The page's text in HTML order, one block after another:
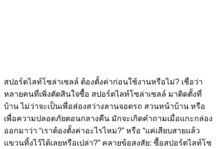
สปอร์ตไลท์โซล่าเซลล์ ต้องตั้งค่าก่อนใช้งานหรือไม่? เชื่อว่า
หลายคนที่เพิ่งตัดสินใจซื้อ สปอร์ตไลท์โซล่าเซลล์ มาติดตั้งที่
บ้าน ไม่ว่าจะเป็นเพื่อส่องสว่างลานจอดรถ สวนหน้าบ้าน หรือ
เพื่อความปลอดภัยตอนกลางคืน มักจะเกิดคำถามเมื่อแกะกล่อง
ออกมาว่า “เราต้องตั้งค่าอะไรไหม?” หรือ “แค่เสียบสายแล้ว
แขวนทิ้งไว้ได้เลยหรือเปล่า?” คลายข้อสงสัย: ซื้อสปอร์ตไลท์โซ